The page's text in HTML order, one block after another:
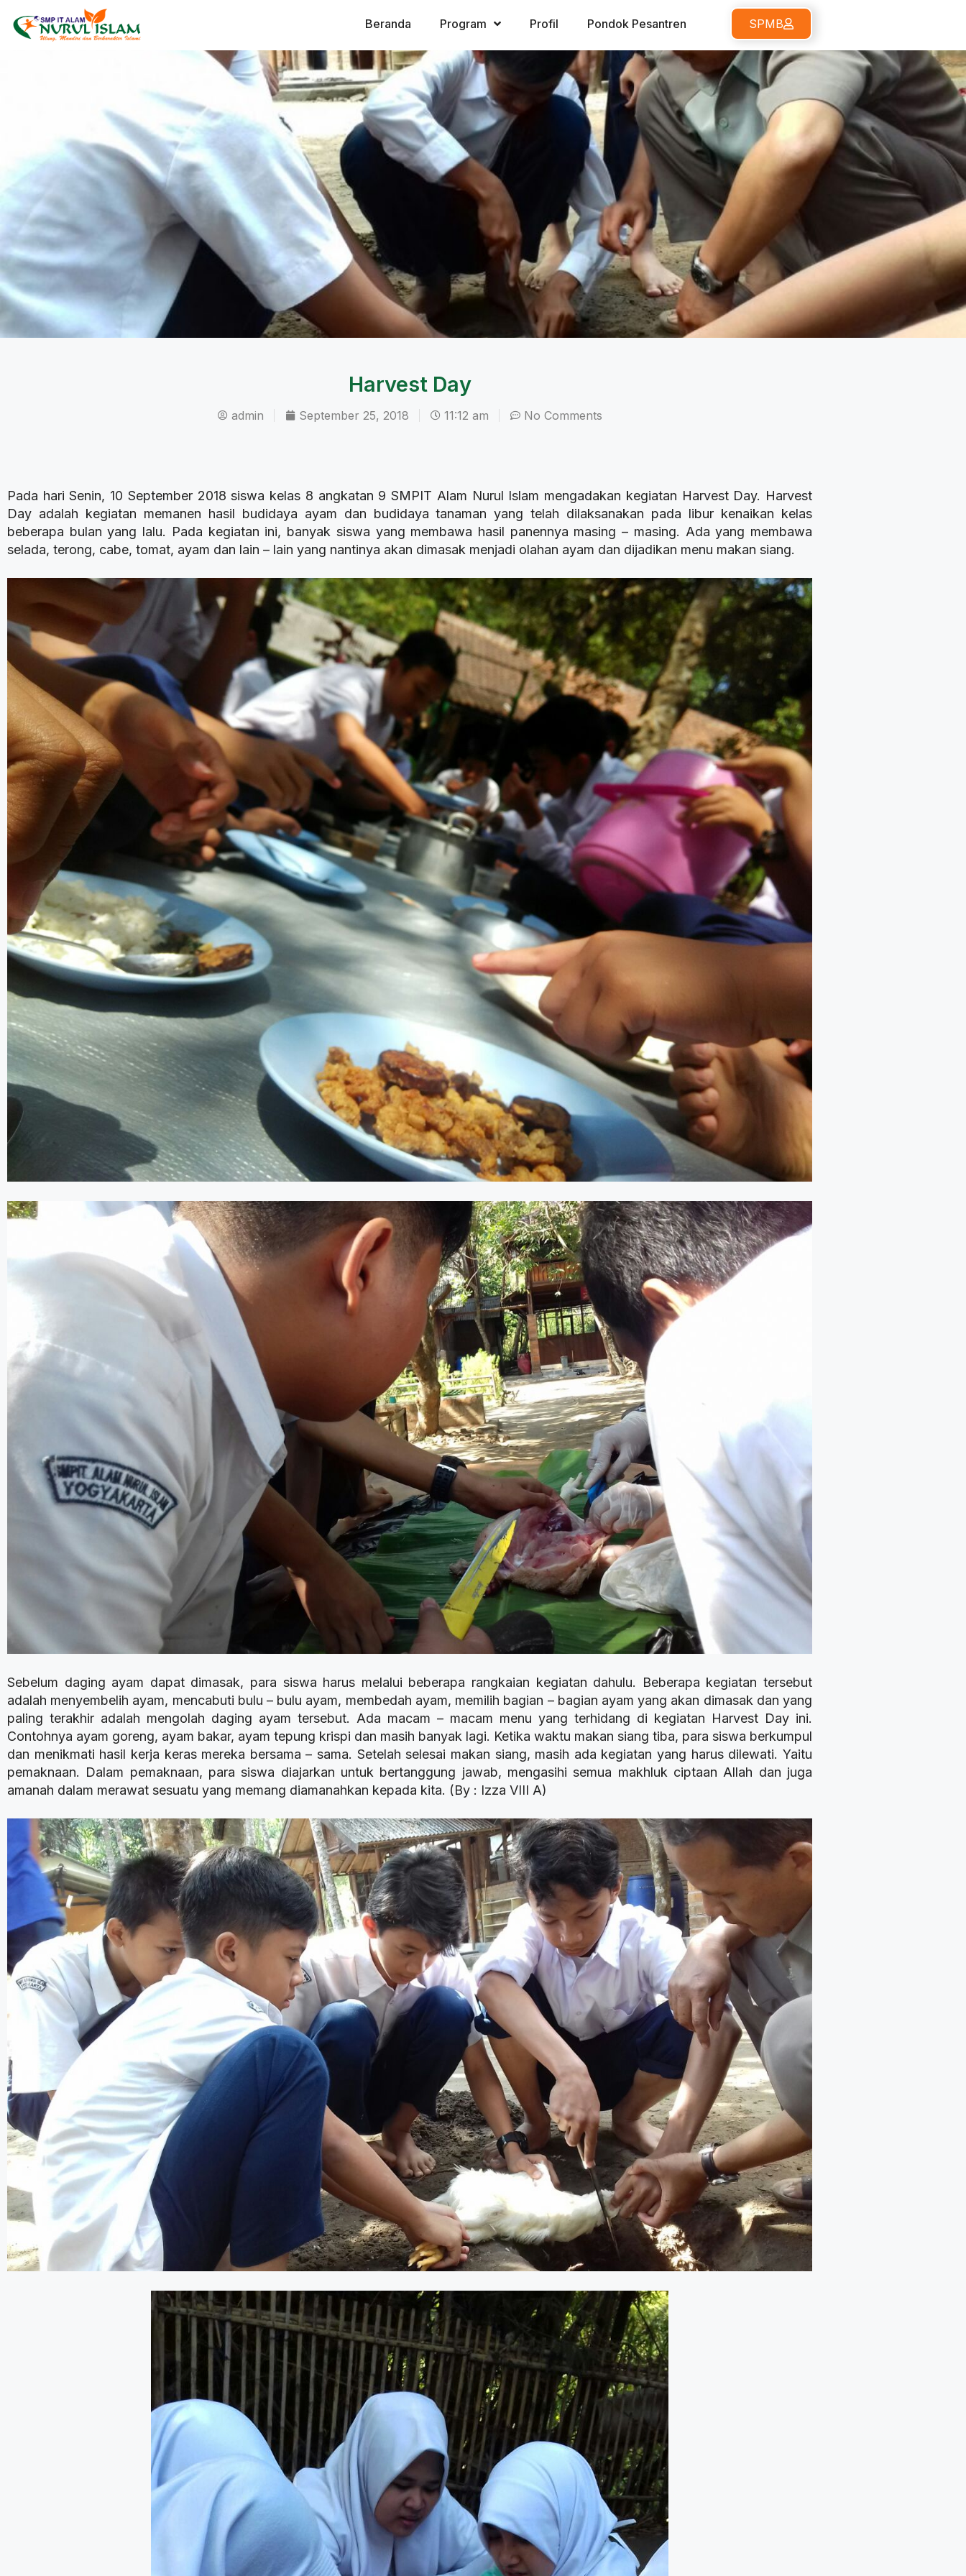
Beranda Program Profil Pondok Pesantren SPMB
Harvest Day
admin September 25, 2018 11:12 am No Comments
Pada hari Senin, 10 September 2018 siswa kelas 8 angkatan 9 SMPIT Alam Nurul Islam mengadakan kegiatan Harvest Day. Harvest
Day adalah kegiatan memanen hasil budidaya ayam dan budidaya tanaman yang telah dilaksanakan pada libur kenaikan kelas
beberapa bulan yang lalu. Pada kegiatan ini, banyak siswa yang membawa hasil panennya masing – masing. Ada yang membawa
selada, terong, cabe, tomat, ayam dan lain – lain yang nantinya akan dimasak menjadi olahan ayam dan dijadikan menu makan siang.
Sebelum daging ayam dapat dimasak, para siswa harus melalui beberapa rangkaian kegiatan dahulu. Beberapa kegiatan tersebut
adalah menyembelih ayam, mencabuti bulu – bulu ayam, membedah ayam, memilih bagian – bagian ayam yang akan dimasak dan yang
paling terakhir adalah mengolah daging ayam tersebut. Ada macam – macam menu yang terhidang di kegiatan Harvest Day ini.
Contohnya ayam goreng, ayam bakar, ayam tepung krispi dan masih banyak lagi. Ketika waktu makan siang tiba, para siswa berkumpul
dan menikmati hasil kerja keras mereka bersama – sama. Setelah selesai makan siang, masih ada kegiatan yang harus dilewati. Yaitu
pemaknaan. Dalam pemaknaan, para siswa diajarkan untuk bertanggung jawab, mengasihi semua makhluk ciptaan Allah dan juga
amanah dalam merawat sesuatu yang memang diamanahkan kepada kita. (By : Izza VIII A)